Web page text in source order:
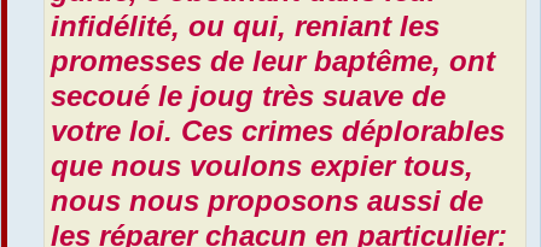
infidélité, ou qui, reniant les
promesses de leur baptême, ont
secoué le joug très suave de
votre loi. Ces crimes déplorables
que nous voulons expier tous,
nous nous proposons aussi de
les réparer chacun en particulier: